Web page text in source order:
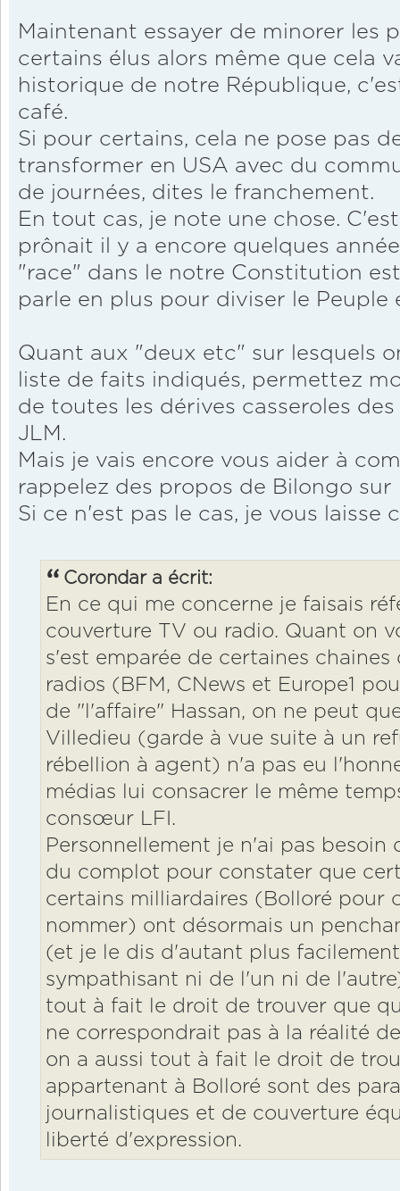
Maintenant essayer de minorer les
certains élus alors même que cela
historique de notre République,
café.
Si pour certains, cela ne pose pas
transformer en USA avec du
de journées, dites le franchement.
En tout cas, je note une chose.
prônait il y a encore quelques
"race" dans le notre Constitution
parle en plus pour diviser le Peuple
Quant aux "deux etc" sur lesquels
liste de faits indiqués, permettez
de toutes les dérives casseroles
JLM.
Mais je vais encore vous aider à
rappelez des propos de Bilongo sur
Si ce n'est pas le cas, je vous laisse
Corondar a écrit:
En ce qui me concerne je faisais
couverture TV ou radio. Quant on
s'est emparée de certaines
radios (BFM, CNews et Europe1
de "l'affaire" Hassan, on ne peut
Villedieu (garde à vue suite à un
rébellion à agent) n'a pas eu
médias lui consacrer le même
consœur LFI.
Personnellement je n'ai pas besoin
du complot pour constater que
certains milliardaires (Bolloré pour
nommer) ont désormais un
(et je le dis d'autant plus
sympathisant ni de l'un ni de
tout à fait le droit de trouver que
ne correspondrait pas à la réalité
on a aussi tout à fait le droit de
appartenant à Bolloré sont des
journalistiques et de couverture
liberté d'expression.